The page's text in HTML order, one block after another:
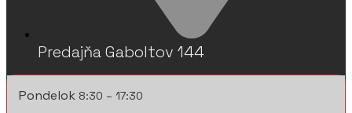
Predajňa Gaboltov 144
Pondelok 8:30 – 17:30